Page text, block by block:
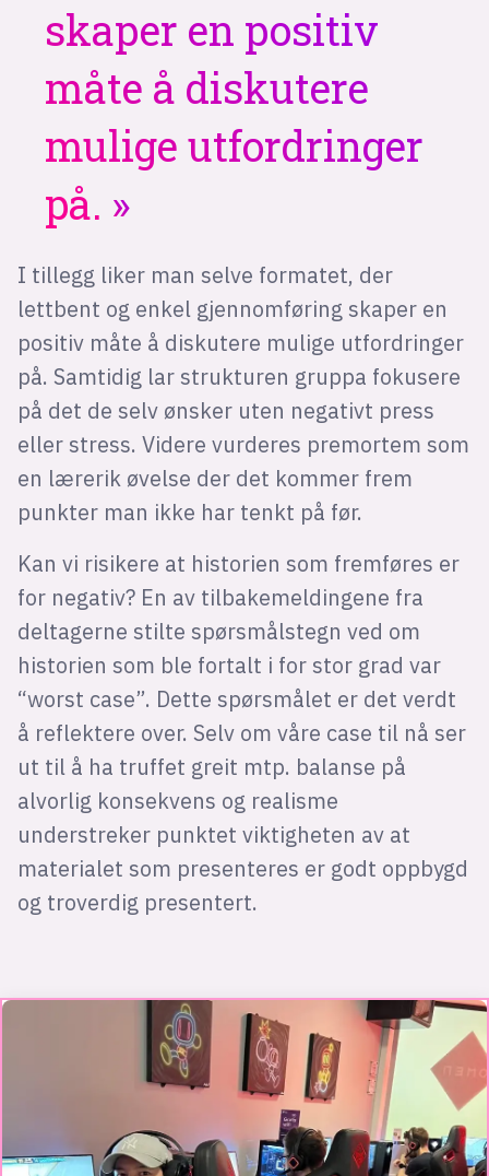
skaper en positiv
måte å diskutere
mulige utfordringer
på.
I tillegg liker man selve formatet, der
lettbent og enkel gjennomføring skaper en
positiv måte å diskutere mulige utfordringer
på. Samtidig lar strukturen gruppa fokusere
på det de selv ønsker uten negativt press
eller stress. Videre vurderes premortem som
en lærerik øvelse der det kommer frem
punkter man ikke har tenkt på før.
Kan vi risikere at historien som fremføres er
for negativ? En av tilbakemeldingene fra
deltagerne stilte spørsmålstegn ved om
historien som ble fortalt i for stor grad var
“worst case”. Dette spørsmålet er det verdt
å reflektere over. Selv om våre case til nå ser
ut til å ha truffet greit mtp. balanse på
alvorlig konsekvens og realisme
understreker punktet viktigheten av at
materialet som presenteres er godt oppbygd
og troverdig presentert.